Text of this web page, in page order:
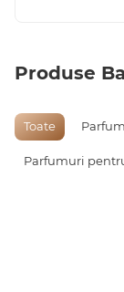
Produse
Toate
Parfumuri